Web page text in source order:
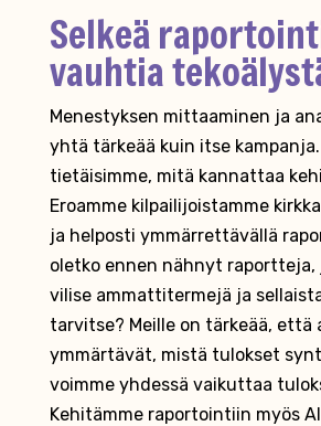
Selkeä
vauhtia
Menestyksen mittaaminen ja
yhtä tärkeää kuin itse
tietäisimme, mitä kannattaa
Eroamme kilpailijoistamme
ja helposti ymmärrettävällä
oletko ennen nähnyt raportteja,
vilise ammattitermejä ja
tarvitse? Meille on tärkeää, että
ymmärtävät, mistä tulokset
voimme yhdessä vaikuttaa
Kehitämme raportointiin myös